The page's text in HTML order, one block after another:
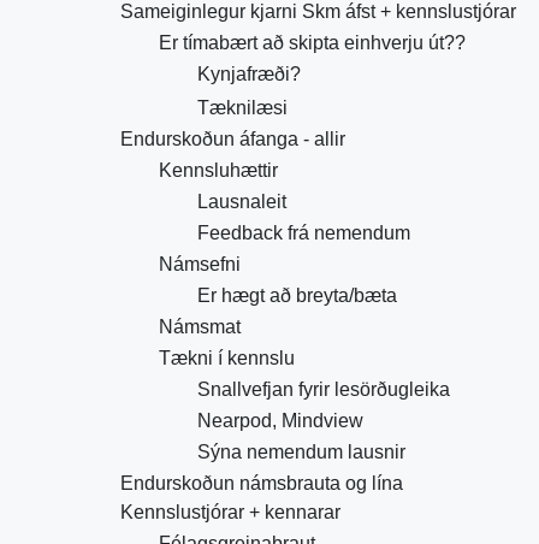
Sameiginlegur kjarni Skm áfst + kennslustjórar
Er tímabært að skipta einhverju út??
Kynjafræði?
Tæknilæsi
Endurskoðun áfanga - allir
Kennsluhættir
Lausnaleit
Feedback frá nemendum
Námsefni
Er hægt að breyta/bæta
Námsmat
Tækni í kennslu
Snallvefjan fyrir lesörðugleika
Nearpod, Mindview
Sýna nemendum lausnir
Endurskoðun námsbrauta og lína
Kennslustjórar + kennarar